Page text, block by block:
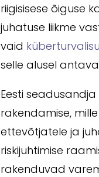
riigisisese õiguse
juhatuse liikme
vaid
selle alusel
Eesti
rakendamise,
ettevõtjatele ja
riskijuhtimise
rakenduvad